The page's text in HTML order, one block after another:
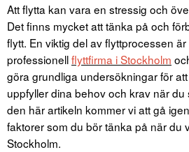
Att flytta kan vara en stressig och
Det finns mycket att tänka på och
flytt. En viktig del av flyttprocessen
professionellflyttfirma i Stockholm
göra grundliga undersökningar för
uppfyller dina behov och krav när du
den här artikeln kommer vi att gå
faktorer som du bör tänka på när du
Stockholm.